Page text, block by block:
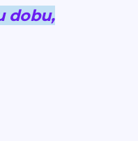
dobu,